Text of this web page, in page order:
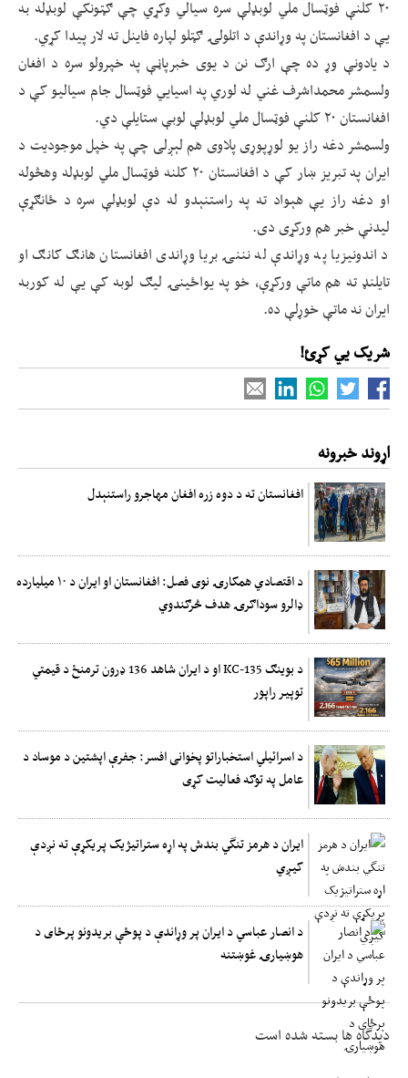
۲۰ کلنې فوټسال ملي لوبډلې سره سیالي وکړي چې ګټونکې لوبډله به
یې د افغانستان په وړاندې د اتلولۍ ګټلو لپاره فاینل ته لار پیدا کړي.
د یادونې وړ ده چې ارګ نن د یوی خبرپاڼې په خپرولو سره د افغان
ولسمشر محمداشرف غني له لوري په اسیایي فوټسال جام سیالیو کې د
افغانستان ۲۰ کلنې فوټسال ملي لوبډلې لوبې ستایلې دي.
ولسمشر دغه راز یو لوړپوړی پلاوی هم لېږلی چې په خپل موجودیت د
ایران په تبریز ښار کې د افغانستان ۲۰ کلنه فوټسال ملي لوبډله وهڅوله
او دغه راز یې هېواد ته په راستنېدو له دې لوبډلې سره د ځانګړې
لیدنې خبر هم ورکړی دی.
د اندونیزیا په وړاندې له نننۍ بریا وړاندی افغانستان هانګ کانګ او
تایلنډ ته هم ماتې ورکړې، خو په یواځینۍ لیګ لوبه کې یې له کوربه
ایران نه ماتې خوړلې ده.
شریک یي کړئ!
اړوند خبرونه
افغانستان ته د دوه زره افغان مهاجرو راستنېدل
د اقتصادي همکارۍ نوی فصل: افغانستان او ایران د ۱۰ میلیارده
ډالرو سوداګرۍ هدف څرګندوي
د بوینګ KC-135 او د ایران شاهد 136 ډرون ترمنځ د قیمتي
توپیر راپور
د اسرائیلي استخباراتو پخوانی افسر: جفرې اپشتین د موساد د
عامل په توګه فعالیت کړی
ایران د هرمز تنگي بندش په اړه ستراتیژیک پریکړې ته نږدې
کیږي
د انصار عباسي د ایران پر وړاندې د پوځې بریدونو پرځای د
هوښیارۍ غوښتنه
دیدگاه ها بسته شده است